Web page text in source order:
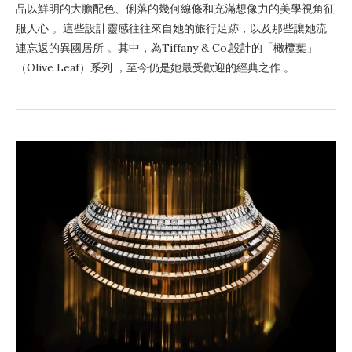
品以鮮明的大膽配色、俐落的幾何線條和充滿想像力的美學視角征
服人心 。這些設計靈感往往來自她的旅行足跡，以及那些讓她流
連忘返的異國居所 。其中，為Tiffany & Co.設計的「橄欖葉」
（Olive Leaf）系列 ，至今仍是她最受歡迎的經典之作 。